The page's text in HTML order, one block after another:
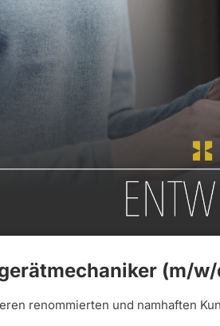
(m/
renommierten und namhaften